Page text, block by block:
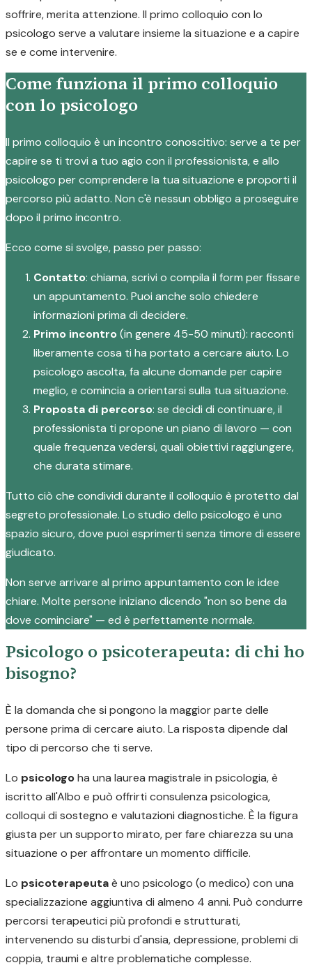
soffrire, merita attenzione. Il primo colloquio con lo
psicologo serve a valutare insieme la situazione e a capire
se e come intervenire.
Come funziona il primo colloquio
con lo psicologo
Il primo colloquio è un incontro conoscitivo: serve a te per
capire se ti trovi a tuo agio con il professionista, e allo
psicologo per comprendere la tua situazione e proporti il
percorso più adatto. Non c'è nessun obbligo a proseguire
dopo il primo incontro.
Ecco come si svolge, passo per passo:
Contatto: chiama, scrivi o compila il form per fissare
un appuntamento. Puoi anche solo chiedere
informazioni prima di decidere.
Primo incontro(in genere 45-50 minuti): racconti
liberamente cosa ti ha portato a cercare aiuto. Lo
psicologo ascolta, fa alcune domande per capire
meglio, e comincia a orientarsi sulla tua situazione.
Proposta di percorso: se decidi di continuare, il
professionista ti propone un piano di lavoro — con
quale frequenza vedersi, quali obiettivi raggiungere,
che durata stimare.
Tutto ciò che condividi durante il colloquio è protetto dal
segreto professionale. Lo studio dello psicologo è uno
spazio sicuro, dove puoi esprimerti senza timore di essere
giudicato.
Non serve arrivare al primo appuntamento con le idee
chiare. Molte persone iniziano dicendo "non so bene da
dove cominciare" — ed è perfettamente normale.
Psicologo o psicoterapeuta: di chi ho
bisogno?
È la domanda che si pongono la maggior parte delle
persone prima di cercare aiuto. La risposta dipende dal
tipo di percorso che ti serve.
Lo psicologoha una laurea magistrale in psicologia, è
iscritto all'Albo e può offrirti consulenza psicologica,
colloqui di sostegno e valutazioni diagnostiche. È la figura
giusta per un supporto mirato, per fare chiarezza su una
situazione o per affrontare un momento difficile.
Lo psicoterapeutaè uno psicologo (o medico) con una
specializzazione aggiuntiva di almeno 4 anni. Può condurre
percorsi terapeutici più profondi e strutturati,
intervenendo su disturbi d'ansia, depressione, problemi di
coppia, traumi e altre problematiche complesse.